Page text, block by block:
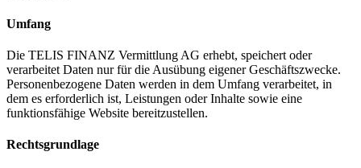
Umfang
Die TELIS FINANZ Vermittlung AG erhebt, speichert oder
verarbeitet Daten nur für die Ausübung eigener Geschäftszwecke.
Personenbezogene Daten werden in dem Umfang verarbeitet, in
dem es erforderlich ist, Leistungen oder Inhalte sowie eine
funktionsfähige Website bereitzustellen.
Rechtsgrundlage